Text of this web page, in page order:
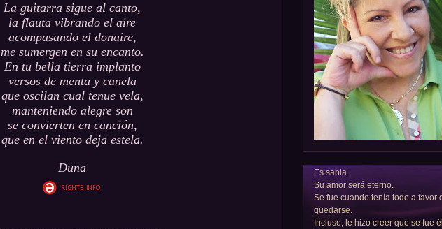
La guitarra sigue al canto,
la flauta vibrando el aire
acompasando el donaire,
me sumergen en su encanto.
En tu bella tierra implanto
versos de menta y canela
que oscilan cual tenue vela,
manteniendo alegre son
se convierten en canción,
que en el viento deja estela.
Duna
Es sabia.
Su amor será eterno.
Se fue cuando tenía todo a favor
quedarse.
Incluso, le hizo creer que se fue